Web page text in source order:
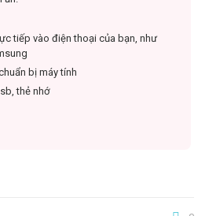
tiếp vào điện thoại của bạn, như
bị máy tính
thẻ nhớ